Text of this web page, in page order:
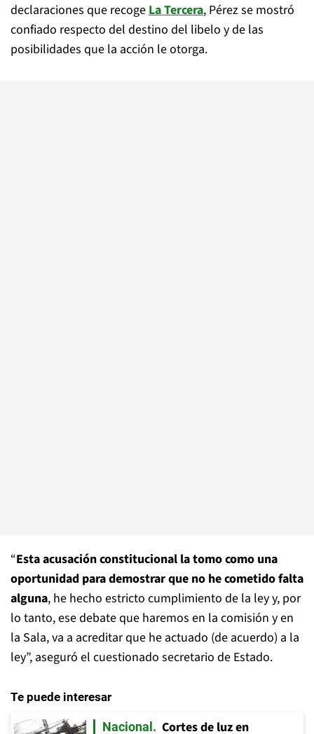
declaraciones que recogeLa Tercera, Pérez se mostró
confiado respecto del destino del libelo y de las
posibilidades que la acción le otorga.
“Esta acusación constitucional la tomo como una
oportunidad para demostrar que no he cometido falta
alguna, he hecho estricto cumplimiento de la ley y, por
lo tanto, ese debate que haremos en la comisión y en
la Sala, va a acreditar que he actuado (de acuerdo) a la
ley”, aseguró el cuestionado secretario de Estado.
Te puede interesar
Nacional
Cortes de luz en